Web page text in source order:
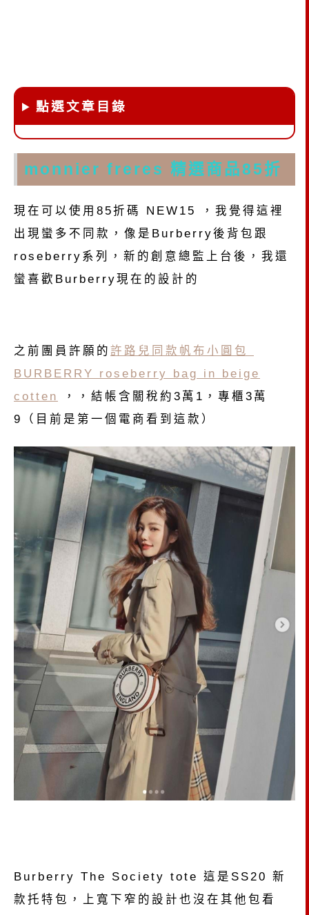
點選文章目錄
monnier freres 精選商品85折
現在可以使用85折碼 NEW15 ，我覺得這裡
出現蠻多不同款，像是Burberry後背包跟
roseberry系列，新的創意總監上台後，我還
蠻喜歡Burberry現在的設計的
之前團員許願的 許路兒同款帆布小圓包
BURBERRY roseberry bag in beige
cotten
，，結帳含關稅約3萬1，專櫃3萬
9（目前是第一個電商看到這款）
Burberry The Society tote 這是SS20 新
款托特包，上寬下窄的設計也沒在其他包看